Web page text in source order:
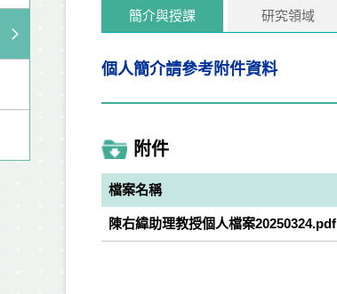
簡介與授課
個人簡介請參考附件資料
研究領域
附件
檔案名稱
陳右緯助理教授個人檔案20250324.pdf